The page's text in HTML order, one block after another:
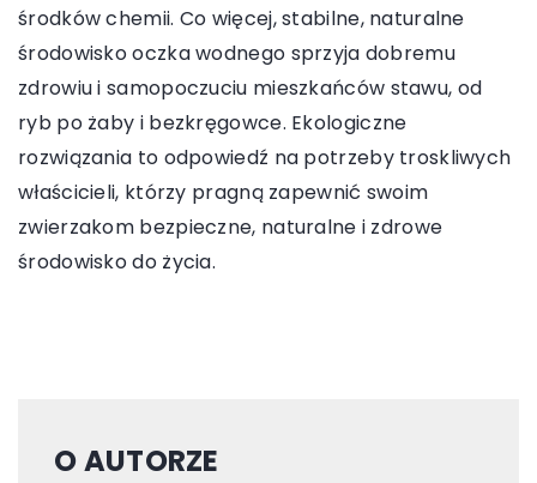
środków chemii. Co więcej, stabilne, naturalne
środowisko oczka wodnego sprzyja dobremu
zdrowiu i samopoczuciu mieszkańców stawu, od
ryb po żaby i bezkręgowce. Ekologiczne
rozwiązania to odpowiedź na potrzeby troskliwych
właścicieli, którzy pragną zapewnić swoim
zwierzakom bezpieczne, naturalne i zdrowe
środowisko do życia.
O AUTORZE